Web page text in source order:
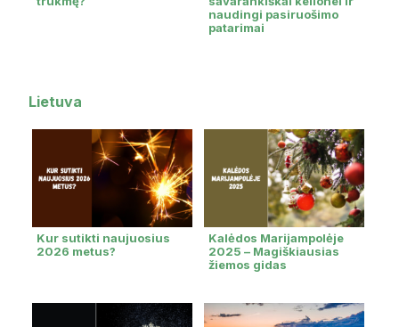
naudingi pasiruošimo
patarimai
Lietuva
Kur sutikti naujuosius
2026 metus?
Kalėdos Marijampolėje
2025 – Magiškiausias
žiemos gidas